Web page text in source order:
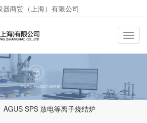
商贸（上海）有限公司
导
航
切
AGUS SPS 放电等离子烧结炉